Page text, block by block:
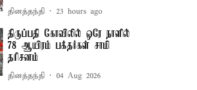
தினத்தந்தி 23 hours ago
திருப்பதி கோவிலில் ஒரே நாளில்
78 ஆயிரம் பக்தர்கள் சாமி
தரிசனம்
தினத்தந்தி 04 Aug 2026